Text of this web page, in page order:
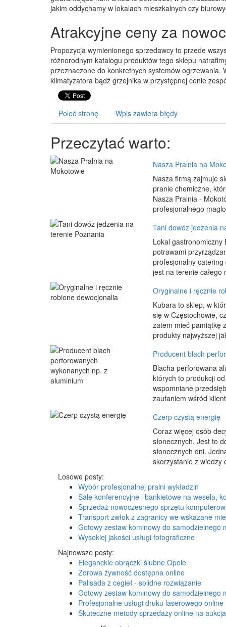
jakim oddychamy w lokalach mieszkalnych czy
Atrakcyjne ceny za
Propozycja wymienionego sprzedawcy to przede
różnorodnym katalogu produktów tego sklepu
przeznaczone do konkretnych systemów
klimatyzatora bądź grzejnika w przystępnej cenie
Poleć stronę Wpis zawiera błędy
Przeczytać warto:
Nasza Pralnia na
Nasza firmą zajmuje
pranie chemiczne,
Nasza Pralnia -
profesjonalnego
Tani dowóz jedzenia
Lokal gastronomiczny
potrawami
profesjonalny
jest na terenie
Oryginalne i ręcznie
Kubara to sklep, w
się w Częstochowie,
zatem mieć pamiątkę
produkty najwyższej
Producent blach
Blacha perforowana
których to produkcji
wspomniane
zaufaniem wśród
Czerp czystą energię
Coraz więcej osób
słonecznych. Jest to
słonecznych dni.
skorzystanie z wiedzy
Losowe posty:
Wybór profesjonalnej pralni wykładzin
Sale konferencyjne i bankietowe na wesela,
Sprzedaż nowoczesnego sprzętu
Transport zwłok z zagranicy we wskazane
Gotowy zestaw kominowy do samodzielnego
Wysokiej jakości usługi fotograficzne
Najnowsze posty:
Eleganckie obrączki ślubne Opole
Zdrowa żywność dostępna online
Palisada z cegieł - solidne rozwiązanie
Gotowy zestaw kominowy do samodzielnego
Profesjonalne usługi druku laserowego online
Skuteczne metody sprzedaży online na